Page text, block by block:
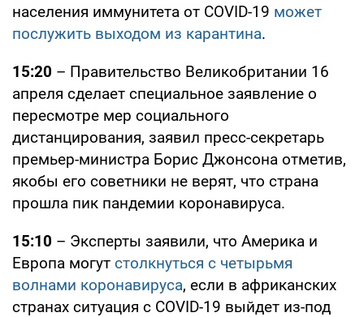
населения иммунитета от COVID-19 может
послужить выходом из карантина.
15:20 – Правительство Великобритании 16
апреля сделает специальное заявление о
пересмотре мер социального
дистанцирования, заявил пресс-секретарь
премьер-министра Борис Джонсона отметив,
якобы его советники не верят, что страна
прошла пик пандемии коронавируса.
15:10 – Эксперты заявили, что Америка и
Европа могут столкнуться с четырьмя
волнами коронавируса, если в африканских
странах ситуация с COVID-19 выйдет из-под